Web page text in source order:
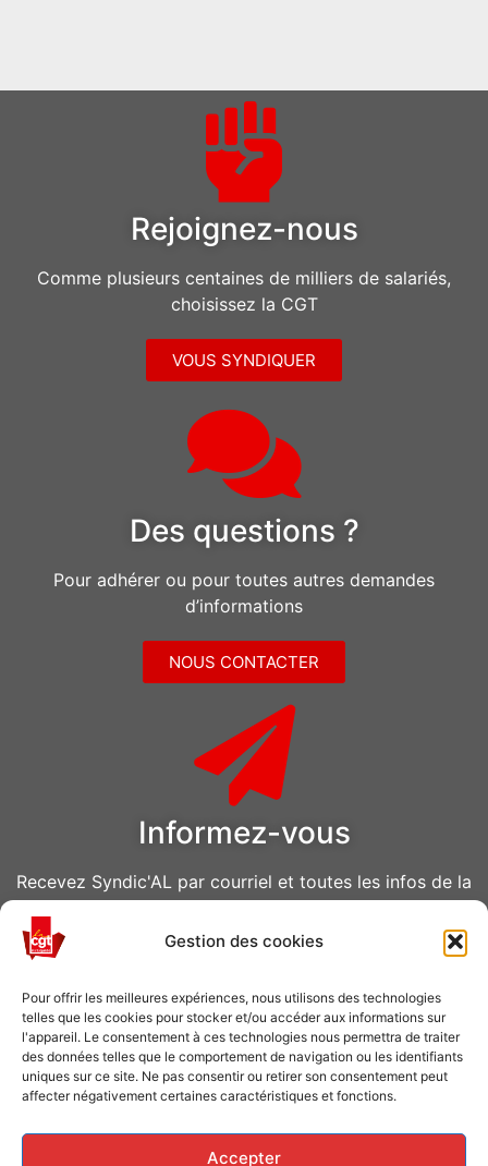
Gestion des cookies
Pour offrir les meilleures expériences, nous utilisons des technologies
telles que les cookies pour stocker et/ou accéder aux informations sur
l'appareil. Le consentement à ces technologies nous permettra de traiter
des données telles que le comportement de navigation ou les identifiants
uniques sur ce site. Ne pas consentir ou retirer son consentement peut
affecter négativement certaines caractéristiques et fonctions.
Accepter
Rejoignez-nous
Comme plusieurs centaines de milliers de salariés,
choisissez la CGT
VOUS SYNDIQUER
Des questions ?
Pour adhérer ou pour toutes autres demandes
d’informations
NOUS CONTACTER
Informez-vous
Recevez Syndic'AL par courriel et toutes les infos de la
CGT Air Liquide
Caisse de grève